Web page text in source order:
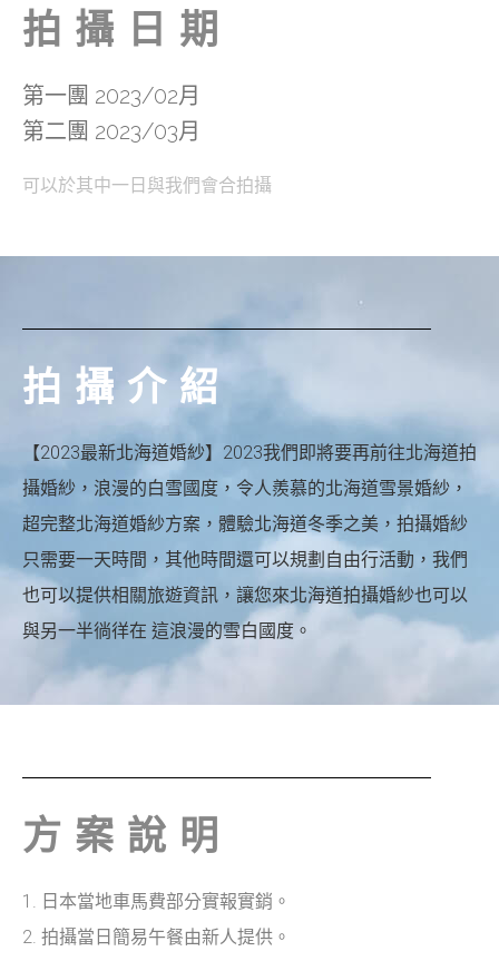
拍攝日期
第一團 2023/02月
第二團 2023/03月
可以於其中一日與我們會合拍攝
拍攝介紹
【2023最新北海道婚紗】2023我們即將要再前往北海道拍
攝婚紗，浪漫的白雪國度，令人羨慕的北海道雪景婚紗，
超完整北海道婚紗方案，體驗北海道冬季之美，拍攝婚紗
只需要一天時間，其他時間還可以規劃自由行活動，我們
也可以提供相關旅遊資訊，讓您來北海道拍攝婚紗也可以
與另一半徜徉在 這浪漫的雪白國度。
方案說明
1. 日本當地車馬費部分實報實銷 。
2. 拍攝當日簡易午餐由新人提供 。